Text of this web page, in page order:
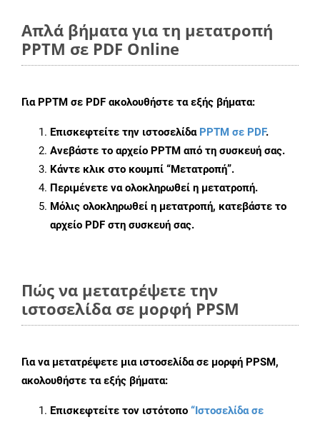
Απλά βήματα για τη μετατροπή
PPTM σε PDF Online
Για PPTM σε PDF ακολουθήστε τα εξής βήματα:
Επισκεφτείτε την ιστοσελίδα PPTM σε PDF.
Ανεβάστε το αρχείο PPTM από τη συσκευή σας.
Κάντε κλικ στο κουμπί “Μετατροπή”.
Περιμένετε να ολοκληρωθεί η μετατροπή.
Μόλις ολοκληρωθεί η μετατροπή, κατεβάστε το
αρχείο PDF στη συσκευή σας.
Πώς να μετατρέψετε την
ιστοσελίδα σε μορφή PPSM
Για να μετατρέψετε μια ιστοσελίδα σε μορφή PPSM,
ακολουθήστε τα εξής βήματα:
Επισκεφτείτε τον ιστότοπο “Ιστοσελίδα σε